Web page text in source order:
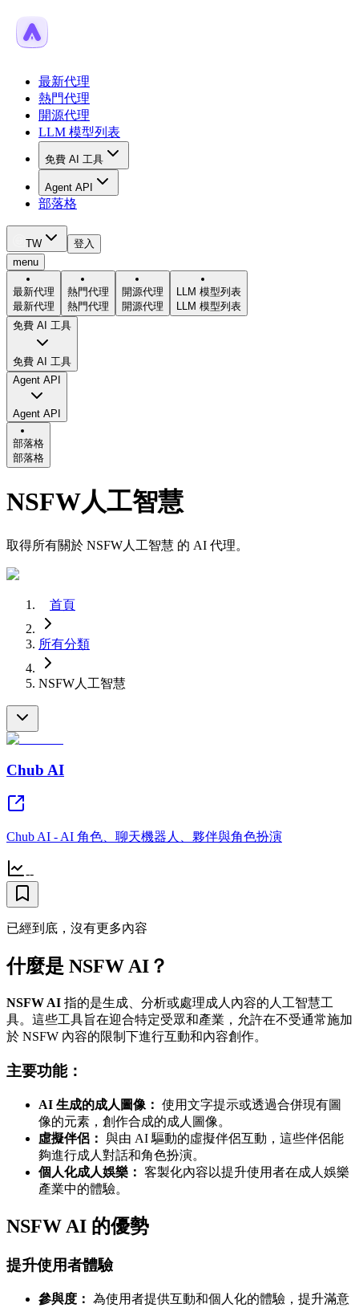
最新代理
熱門代理
開源代理
LLM 模型列表
免費 AI 工具
Agent API
部落格
TW
登入
menu
最新代理
最新代理
熱門代理
熱門代理
開源代理
開源代理
LLM 模型列表
LLM 模型列表
免費 AI 工具
免費 AI 工具
Agent API
Agent API
部落格
部落格
NSFW人工智慧
取得所有關於 NSFW人工智慧 的 AI 代理。
首頁
所有分類
NSFW人工智慧
Chub AI
Chub AI - AI 角色、聊天機器人、夥伴與角色扮演
--
已經到底，沒有更多內容
什麼是 NSFW AI？
NSFW AI 指的是生成、分析或處理成人內容的人工智慧工
具。這些工具旨在迎合特定受眾和產業，允許在不受通常施加
於 NSFW 內容的限制下進行互動和內容創作。
主要功能：
AI 生成的成人圖像： 使用文字提示或透過合併現有圖
像的元素，創作合成的成人圖像。
虛擬伴侶： 與由 AI 驅動的虛擬伴侶互動，這些伴侶能
夠進行成人對話和角色扮演。
個人化成人娛樂： 客製化內容以提升使用者在成人娛樂
產業中的體驗。
NSFW AI 的優勢
提升使用者體驗
參與度： 為使用者提供互動和個人化的體驗，提升滿意